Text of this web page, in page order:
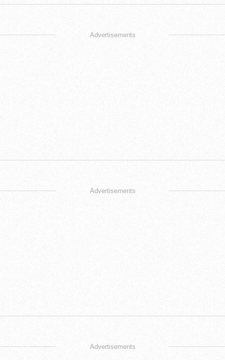
Advertisements
Advertisements
Advertisements